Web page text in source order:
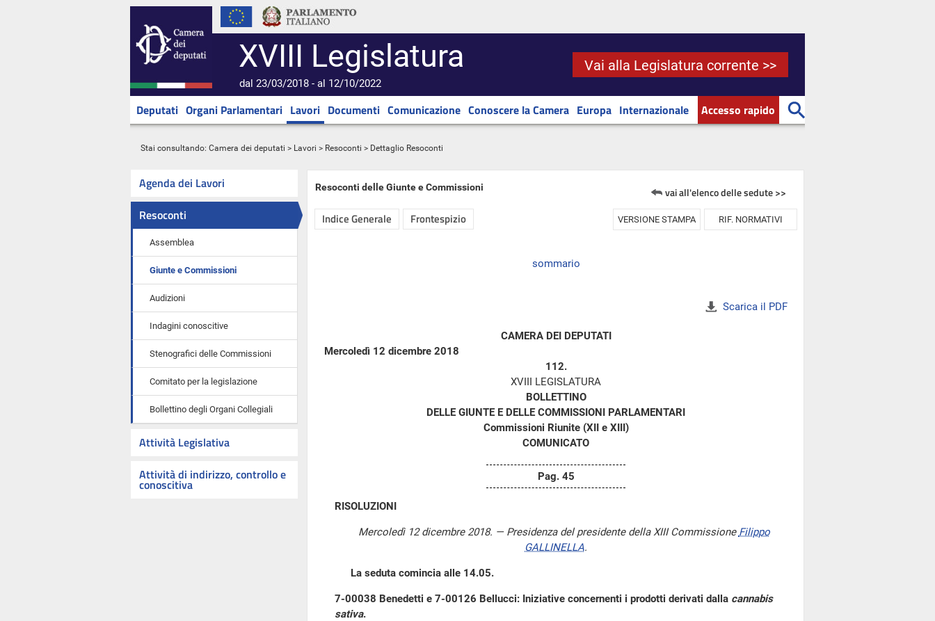
XVIII Legislatura
dal 23/03/2018 - al 12/10/2022
Vai alla Legislatura corrente >>
Deputati Organi Parlamentari Lavori Documenti Comunicazione Conoscere la Camera Europa Internazionale Accesso rapido
Stai consultando: Camera dei deputati > Lavori > Resoconti > Dettaglio Resoconti
Agenda dei Lavori
Resoconti
Assemblea
Giunte e Commissioni
Audizioni
Indagini conoscitive
Stenografici delle Commissioni
Comitato per la legislazione
Bollettino degli Organi Collegiali
Attività Legislativa
Attività di indirizzo, controllo e
conoscitiva
Resoconti delle Giunte e Commissioni vai all'elenco delle sedute >>
Indice Generale Frontespizio VERSIONE STAMPA RIF. NORMATIVI
sommario
Scarica il PDF
CAMERA DEI DEPUTATI
Mercoledì 12 dicembre 2018
112.
XVIII LEGISLATURA
BOLLETTINO
DELLE GIUNTE E DELLE COMMISSIONI PARLAMENTARI
Commissioni Riunite (XII e XIII)
COMUNICATO
Pag. 45
RISOLUZIONI
Mercoledì 12 dicembre 2018. — Presidenza del presidente della XIII Commissione Filippo
GALLINELLA.
La seduta comincia alle 14.05.
7-00038 Benedetti e 7-00126 Bellucci: Iniziative concernenti i prodotti derivati dalla cannabis
sativa.